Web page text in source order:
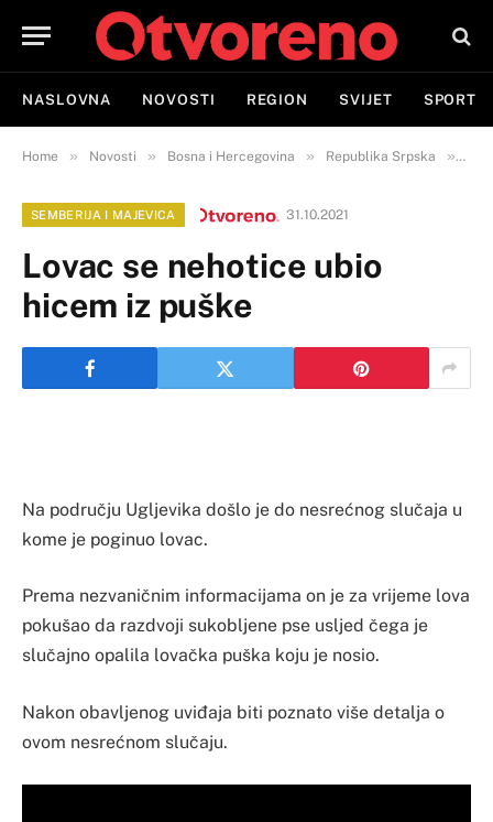
NASLOVNA NOVOSTI REGION SVIJET SPORT
Home » Novosti » Bosna i Hercegovina » Republika Srpska »
SEMBERIJA I MAJEVICA 31.10.2021
Lovac se nehotice ubio
hicem iz puške
Na području Ugljevika došlo je do nesrećnog slučaja u
kome je poginuo lovac.
Prema nezvaničnim informacijama on je za vrijeme lova
pokušao da razdvoji sukobljene pse usljed čega je
slučajno opalila lovačka puška koju je nosio.
Nakon obavljenog uviđaja biti poznato više detalja o
ovom nesrećnom slučaju.